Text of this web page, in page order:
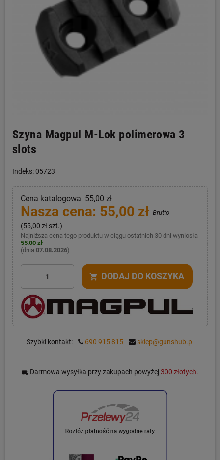
Szyna Magpul M-Lok polimerowa 3
slots
Indeks: 05723
Cena katalogowa: 55,00 zł
Nasza cena: 55,00 zł Brutto
(55,00 zł szt.)
Najniższa cena tego produktu w ciągu ostatnich 30 dni wyniosła
55,00 zł
(dnia 07.08.2026)
shopping_cart DODAJ DO KOSZYKA
Szybki kontakt: 690 915 815 sklep@gunshub.pl
local_shipping Darmowa wysyłka przy zakupach powyżej300 złotych.